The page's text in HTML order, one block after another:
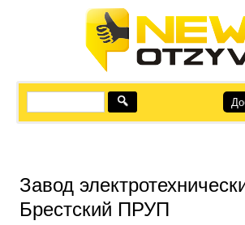
Завод
Брестский ПРУП